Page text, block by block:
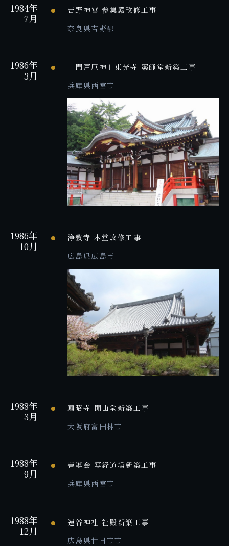
1984年
7月
吉野神宮 参集殿改修工事
奈良県吉野郡
1986年
3月
「門戸厄神」東光寺 薬師堂新築工事
兵庫県西宮市
1986年
10月
浄教寺 本堂改修工事
広島県広島市
1988年
3月
願昭寺 開山堂新築工事
大阪府富田林市
1988年
9月
善導会 写経道場新築工事
兵庫県西宮市
1988年
12月
速谷神社 社殿新築工事
広島県廿日市市